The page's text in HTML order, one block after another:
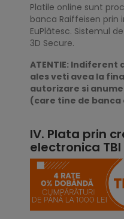
Platile online sunt
banca Raiffeisen
EuPlătesc. Sistemul
3D Secure.
ATENTIE:
ales veti avea la
autorizare si
(care tine de
IV. Plata prin
electronica TBI